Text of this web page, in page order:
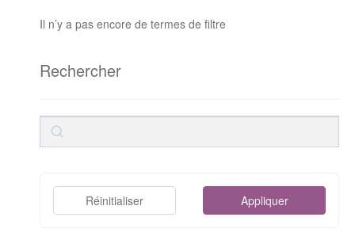
Il n’y a pas encore de termes de filtre
Rechercher
Rechercher
Appliquer
Réinitialiser